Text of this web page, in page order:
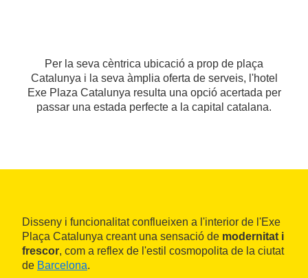
Per la seva cèntrica ubicació a prop de plaça
Catalunya i la seva àmplia oferta de serveis, l'hotel
Exe Plaza Catalunya resulta una opció acertada per
passar una estada perfecte a la capital catalana.
Disseny i funcionalitat conflueixen a l'interior de l'Exe
Plaça Catalunya creant una sensació de modernitat i
frescor, com a reflex de l'estil cosmopolita de la ciutat
de Barcelona.